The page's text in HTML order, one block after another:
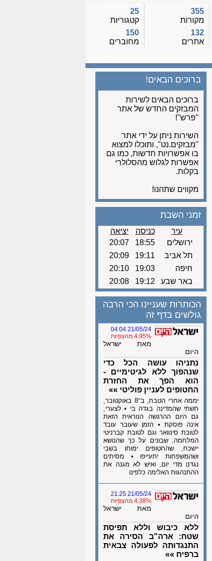
355
מקורות
132
אתרים
25
קטגוריות
150
מחוברים
ברוכים הבאים!
ברוכים הבאים לשירות
המבזקים החדש של אתר
"פרש"!
השירות ניתן על ידי אתר
"מבזקים.נט", ותוכלו למצוא
בו אפשרויות חדשות, כמו גם
אפשרות לגלוש מהסלולרי
בקלות.
מקווים שתהנו!
זמני השבת
עיר כניסה
יציאה
ירושלים
18:55
20:07
תל אביב
19:11
20:09
חיפה
19:03
20:10
באר שבע
19:12
20:08
הכותרות שעניינו הכי הרבה
גולשים בדף זה
21/05/24 04:04
4.95% מהצפיות
מאת ישראל
היום
נתניהו עושה הכל כדי
שנהפוך ללא לגיטימיים -
הוא הפך את החזרת
החטופים לעניין פוליטי »»
יממה אחרי הטבח, ב־8 באוקטובר,
חשתי שהמדינה בגדה בי • לצערי,
גם היום ההרגשה הנוראית הזאת
אינה פוסקת • הזמן שעובר עובד
לטובת סינוואר וגם לטובת קברניטי
המלחמה, שבונים על כך שהנושא
יישכח, שהחטופים ימותו בשבי
ושהמשפחות יתעייפו • מסיתים
נגדנו מדי יום, ואיש לא מגנה את
ההתנהגות האלימה כלפינו
21/05/24 21:25
4.38% מהצפיות
מאת ישראל
היום
ללא כיבוש וללא תפיסת
שטח: ארה"ב הסירה את
התנגדותה לפעולה צבאית
ברפיח »»